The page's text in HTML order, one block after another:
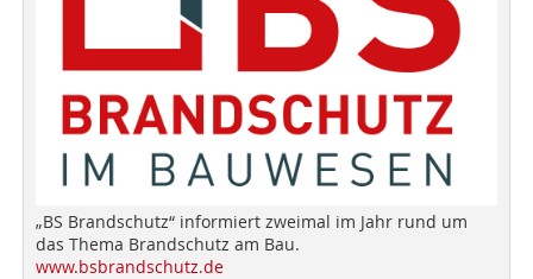
„BS Brandschutz“ informiert zweimal im Jahr rund um
das Thema Brandschutz am Bau.
www.bsbrandschutz.de